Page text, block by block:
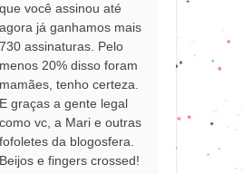
que você assinou até
agora já ganhamos mais
730 assinaturas. Pelo
menos 20% disso foram
mamães, tenho certeza.
E graças a gente legal
como vc, a Mari e outras
fofoletes da blogosfera.
Beijos e fingers crossed!